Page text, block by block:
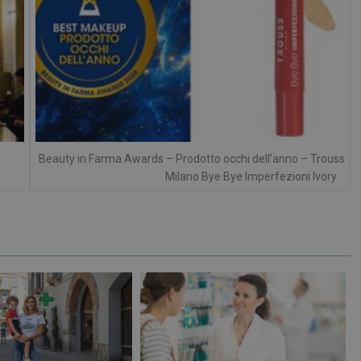
Beauty in Farma Awards – Prodotto occhi dell’anno – Trouss
Milano Bye Bye Imperfezioni Ivory
Necessari Marketing
a rendere fruibile il sito web abilitandone funzionalità di base quali la
del sito. Il sito web non è in grado di funzionare correttamente senza questi
FORNITORE
DOMINIO
SCADENZA
PHP.net
.www.farmamese.it
Sessione
Cookie generato da applicazioni
mantenere le variabili di sessione
mese
mantenere lo stato della sessione.
Google LLC
.farmamese.it
1 anno 1
mese
Questo nome di cookie è associato a
Analytics, che è un aggiornamento
servizio di analisi più comunemente
Questo cookie viene utilizzato per
unici assegnando un numero
come identificatore del cliente. È
di pagina in un sito e utilizzato per